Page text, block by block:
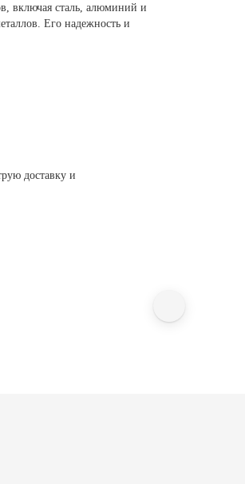
включая сталь, алюминий и
Его надежность и
доставку и